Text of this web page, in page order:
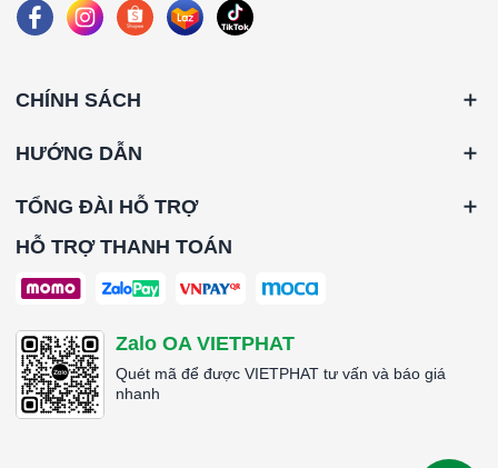
#từ khóa: Amair 300E 508x508x44mmAmair 300E
CHÍNH SÁCH
HƯỚNG DẪN
TỔNG ĐÀI HỖ TRỢ
HỖ TRỢ THANH TOÁN
Zalo OA VIETPHAT
Quét mã để được VIETPHAT tư vấn và báo giá
nhanh